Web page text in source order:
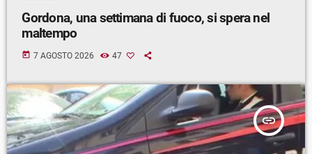
Gordona, una settimana di fuoco, si spera nel
maltempo
today 7 AGOSTO 2026 47
insert_link